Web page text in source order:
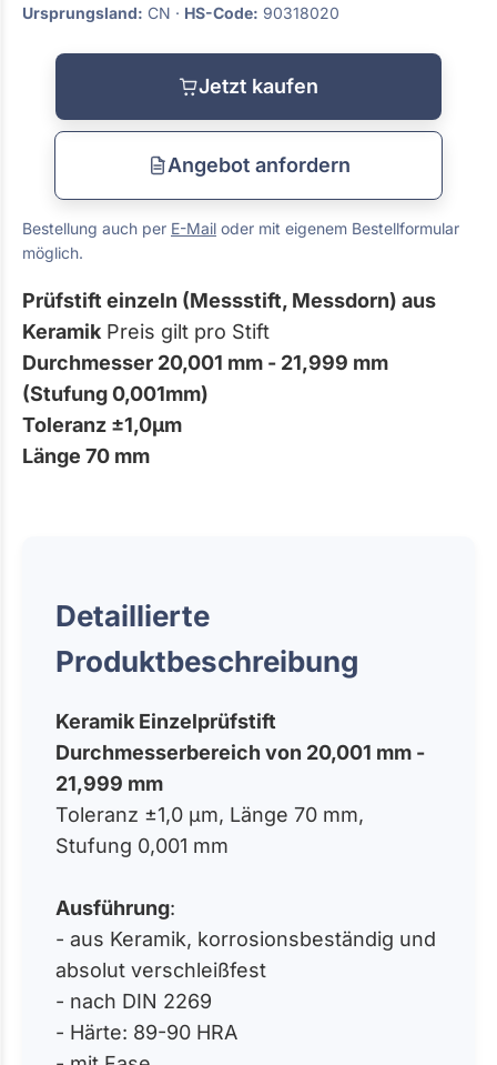
Ursprungsland: CN · HS-Code: 90318020
Jetzt kaufen
Angebot anfordern
Bestellung auch per E-Mail oder mit eigenem Bestellformular
möglich.
Prüfstift einzeln (Messstift, Messdorn) aus
Keramik Preis gilt pro Stift
Durchmesser 20,001 mm - 21,999 mm
(Stufung 0,001mm)
Toleranz ±1,0µm
Länge 70 mm
Detaillierte
Produktbeschreibung
Keramik Einzelprüfstift
Durchmesserbereich von 20,001 mm -
21,999 mm
Toleranz ±1,0 µm, Länge 70 mm,
Stufung 0,001 mm
Ausführung:
- aus Keramik, korrosionsbeständig und
absolut verschleißfest
- nach DIN 2269
- Härte: 89-90 HRA